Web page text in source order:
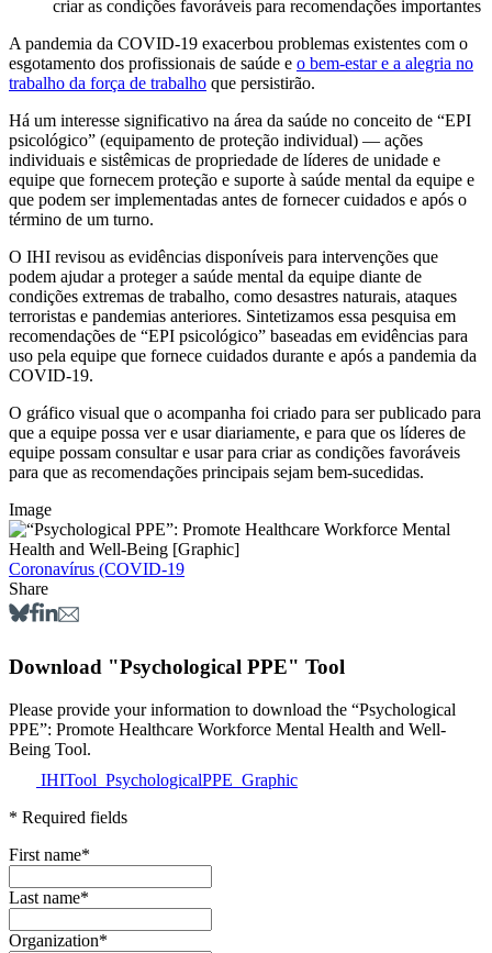
criar as condições favoráveis para recomendações importantes
A pandemia da COVID-19 exacerbou problemas existentes com o
esgotamento dos profissionais de saúde e o bem-estar e a alegria no
trabalho da força de trabalho que persistirão.
Há um interesse significativo na área da saúde no conceito de “EPI
psicológico” (equipamento de proteção individual) — ações
individuais e sistêmicas de propriedade de líderes de unidade e
equipe que fornecem proteção e suporte à saúde mental da equipe e
que podem ser implementadas antes de fornecer cuidados e após o
término de um turno.
O IHI revisou as evidências disponíveis para intervenções que
podem ajudar a proteger a saúde mental da equipe diante de
condições extremas de trabalho, como desastres naturais, ataques
terroristas e pandemias anteriores. Sintetizamos essa pesquisa em
recomendações de “EPI psicológico” baseadas em evidências para
uso pela equipe que fornece cuidados durante e após a pandemia da
COVID-19.
O gráfico visual que o acompanha foi criado para ser publicado para
que a equipe possa ver e usar diariamente, e para que os líderes de
equipe possam consultar e usar para criar as condições favoráveis ​​
para que as recomendações principais sejam bem-sucedidas.
Image
Coronavírus (COVID-19
Share
Download "Psychological PPE" Tool
Please provide your information to download the “Psychological
PPE”: Promote Healthcare Workforce Mental Health and Well-
Being Tool.
IHITool_PsychologicalPPE_Graphic
* Required fields
First name*
Last name*
Organization*